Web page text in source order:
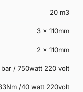
20 m3
3 x 110mm
2 x 110mm
bar / 750watt 220 volt
/40 watt 220volt